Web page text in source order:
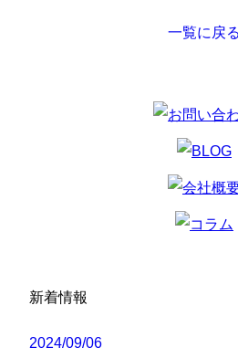
一覧に戻る
新着情報
2024/09/06